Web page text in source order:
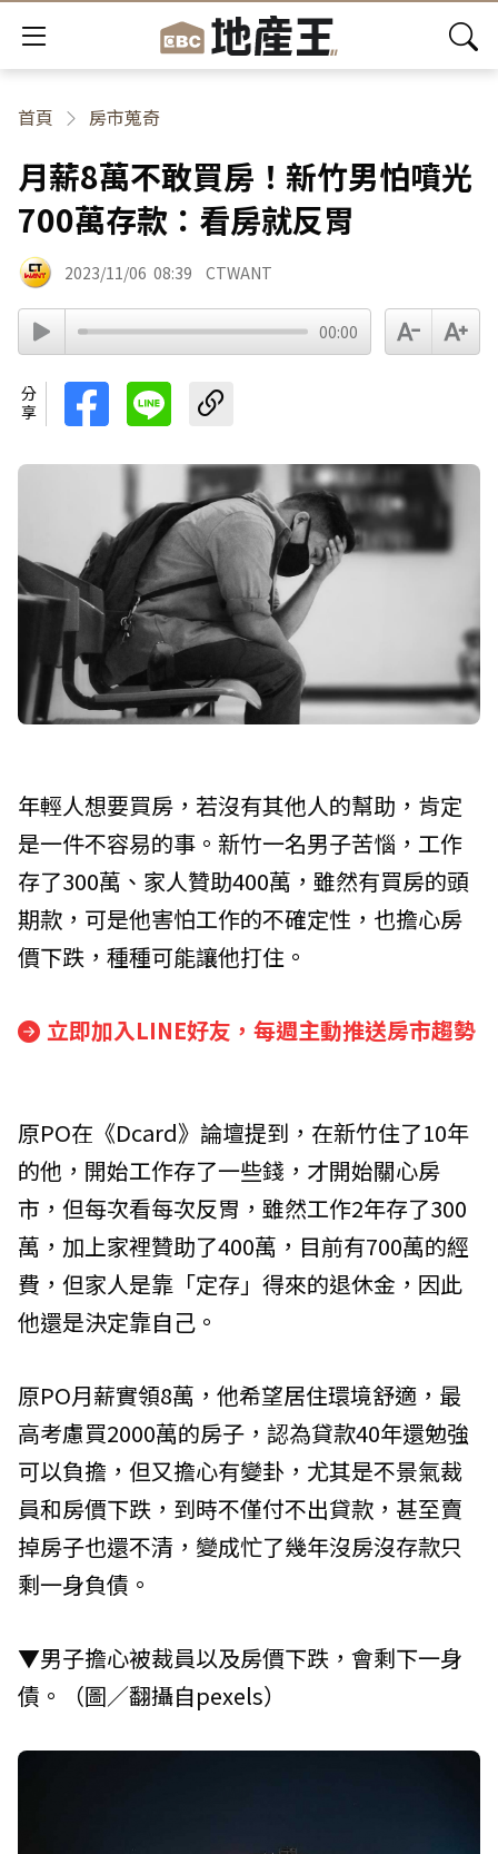
首頁 房市蒐奇
月薪8萬不敢買房！新竹男怕噴光
700萬存款：看房就反胃
2023/11/06 08:39 CTWANT
00:00
分享
年輕人想要買房，若沒有其他人的幫助，肯定
是一件不容易的事。新竹一名男子苦惱，工作
存了300萬、家人贊助400萬，雖然有買房的頭
期款，可是他害怕工作的不確定性，也擔心房
價下跌，種種可能讓他打住。
立即加入LINE好友，每週主動推送房市趨勢
原PO在《Dcard》論壇提到，在新竹住了10年
的他，開始工作存了一些錢，才開始關心房
市，但每次看每次反胃，雖然工作2年存了300
萬，加上家裡贊助了400萬，目前有700萬的經
費，但家人是靠「定存」得來的退休金，因此
他還是決定靠自己。
原PO月薪實領8萬，他希望居住環境舒適，最
高考慮買2000萬的房子，認為貸款40年還勉強
可以負擔，但又擔心有變卦，尤其是不景氣裁
員和房價下跌，到時不僅付不出貸款，甚至賣
掉房子也還不清，變成忙了幾年沒房沒存款只
剩一身負債。
▼男子擔心被裁員以及房價下跌，會剩下一身
債。（圖／翻攝自pexels）